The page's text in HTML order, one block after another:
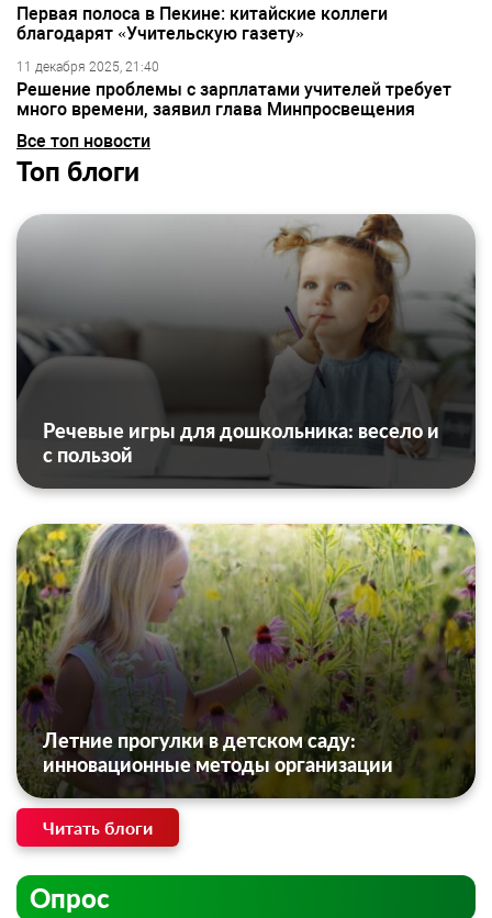
Первая полоса в Пекине: китайские коллеги
благодарят «Учительскую газету»
11 декабря 2025, 21:40
Решение проблемы с зарплатами учителей требует
много времени, заявил глава Минпросвещения
Все топ новости
Топ блоги
Речевые игры для дошкольника: весело и
с пользой
Летние прогулки в детском саду:
инновационные методы организации
Читать блоги
Опрос